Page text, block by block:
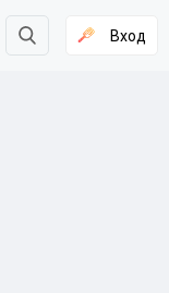
Вход